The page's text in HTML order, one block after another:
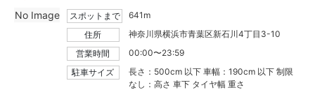
スポットまで
641m
住所
神奈川県横浜市青葉区新石川4丁目3-10
営業時間
00:00〜23:59
駐車サイズ
長さ：500cm 以下 車幅：190cm 以下 制限
なし：高さ 車下 タイヤ幅 重さ
No Image